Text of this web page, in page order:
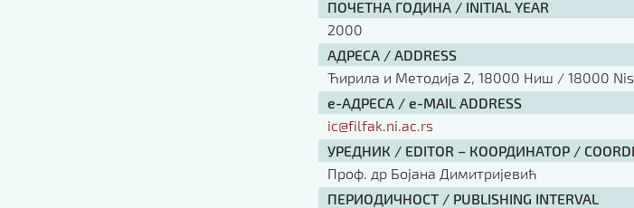
ПОЧЕТНА ГОДИНА / INITIAL YEAR
2000
АДРЕСА / ADDRESS
Ћирила и Методија 2, 18000 Ниш / 18000
е-АДРЕСА / e-MAIL ADDRESS
ic@filfak.ni.ac.rs
УРЕДНИК / EDITOR – КООРДИНАТОР /
Проф. др Бојана Димитријевић
ПЕРИОДИЧНОСТ / PUBLISHING INTERVAL